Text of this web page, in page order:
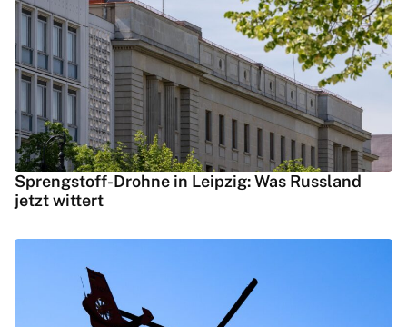
Sprengstoff-Drohne in Leipzig: Was Russland
jetzt wittert